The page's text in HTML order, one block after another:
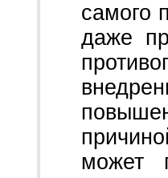
самого
даже
может